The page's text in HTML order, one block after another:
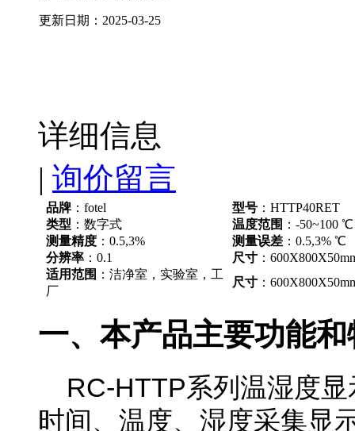
更新日期： 2025-03-25
详细信息
| 询价留言
品牌 ：fotel 型号 ：HTTP40RET
类型 ：数字式 温度范围 ：-50~100 ℃
测量精度 ：0.5,3% 测量误差 ：0.5,3% ℃
分辨率 ：0.1 尺寸 ：
适用范围 ：洁净室，实验室，工
厂
尺寸 ：
一、本产品主要功能
RC-HTTP系列温湿度显
时间、温度、湿度采集显